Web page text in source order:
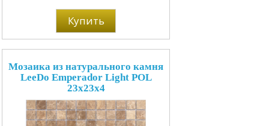
Купить
Мозаика из натурального камня
LeeDo Emperador Light POL
23x23x4